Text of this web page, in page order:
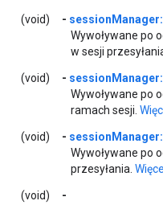
(void) -
Wywoływane po
w sesji
(void) -
Wywoływane po
ramach sesji.
(void) -
Wywoływane po
przesyłania.
(void)
-